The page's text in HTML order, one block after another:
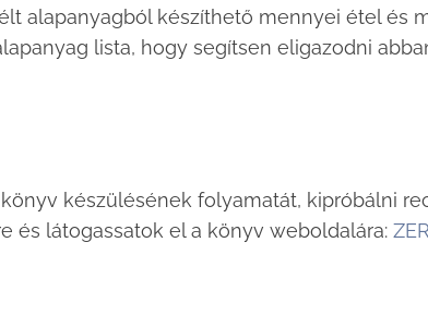
alapanyagból készíthető mennyei étel és
lista, hogy segítsen eligazodni
készülésének folyamatát, kipróbálni
és látogassatok el a könyv weboldalára: